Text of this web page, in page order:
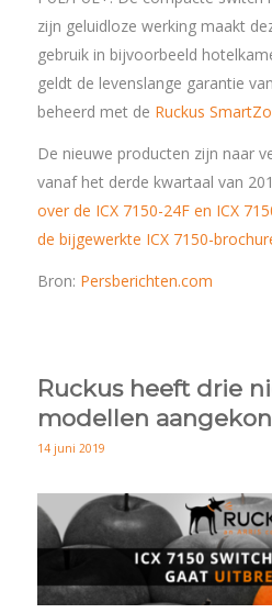
zijn geluidloze werking maakt
gebruik in bijvoorbeeld
geldt de levenslange garantie
beheerd met de Ruckus
De nieuwe producten zijn naar
vanaf het derde kwartaal van
over de ICX 7150-24F en ICX
de bijgewerkte ICX 7150-
Bron: Persberichten.com
Ruckus heeft drie
modellen
14 juni 2019